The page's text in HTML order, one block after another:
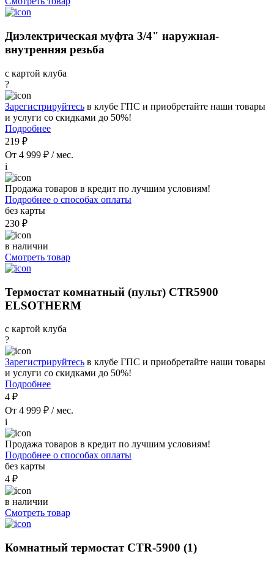
Диэлектрическая муфта 3/4" наружная-
внутренняя резьба
с картой клуба
?
Зарегистрируйтесь в клубе ГПС и приобретайте наши товары
и услуги со скидками до 50%!
Подробнее
219 ₽
От 4 999 ₽ / мес.
i
Продажа товаров в кредит по лучшим условиям!
Подробнее о способах оплаты
без карты
230 ₽
в наличии
Смотреть товар
Термостат комнатный (пульт) CTR5900
ELSOTHERM
с картой клуба
?
Зарегистрируйтесь в клубе ГПС и приобретайте наши товары
и услуги со скидками до 50%!
Подробнее
4 ₽
От 4 999 ₽ / мес.
i
Продажа товаров в кредит по лучшим условиям!
Подробнее о способах оплаты
без карты
4 ₽
в наличии
Смотреть товар
Комнатный термостат CTR-5900 (1)